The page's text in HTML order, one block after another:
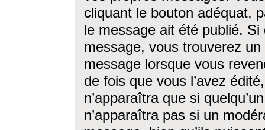
cliquant le bouton adéquat,
le message ait été publié. Si
message, vous trouverez
message lorsque vous
de fois que vous l’avez
n’apparaîtra que si
n’apparaîtra pas si un